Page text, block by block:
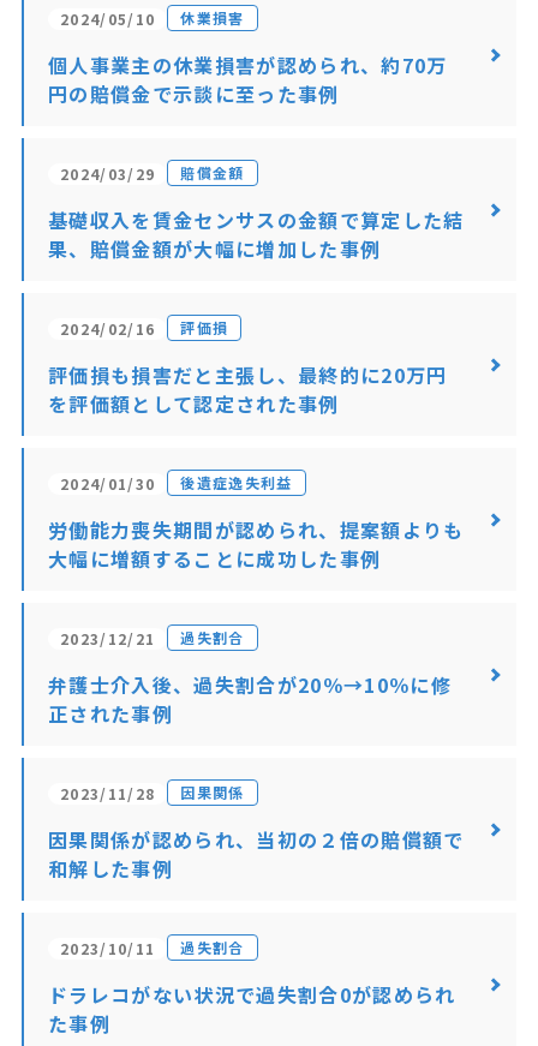
2024/05/10 休業損害
個人事業主の休業損害が認められ、約70万
円の賠償金で示談に至った事例
2024/03/29 賠償金額
基礎収入を賃金センサスの金額で算定した結
果、賠償金額が大幅に増加した事例
2024/02/16 評価損
評価損も損害だと主張し、最終的に20万円
を評価額として認定された事例
2024/01/30 後遺症逸失利益
労働能力喪失期間が認められ、提案額よりも
大幅に増額することに成功した事例
2023/12/21 過失割合
弁護士介入後、過失割合が20％→10％に修
正された事例
2023/11/28 因果関係
因果関係が認められ、当初の２倍の賠償額で
和解した事例
2023/10/11 過失割合
ドラレコがない状況で過失割合0が認められ
た事例